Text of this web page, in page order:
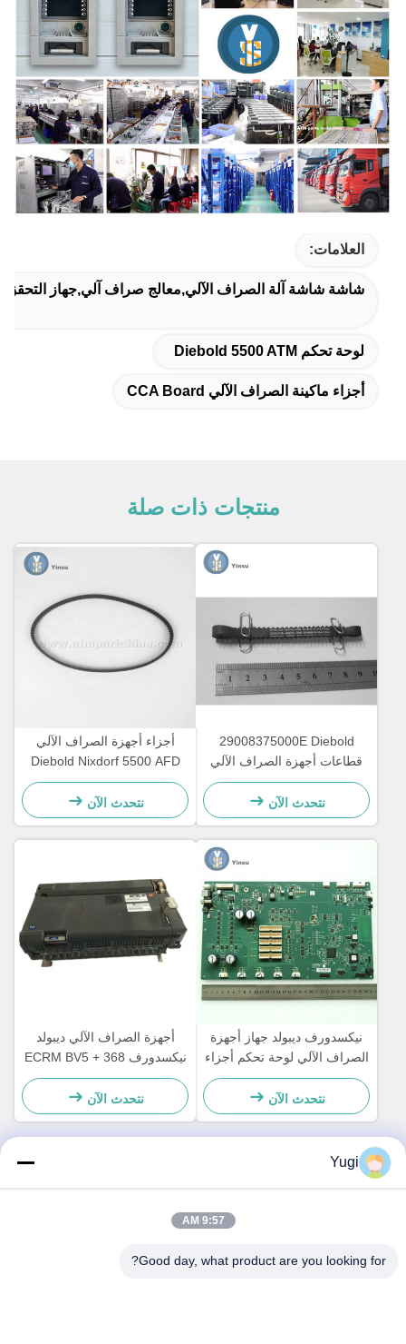
العلامات:
شاشة شاشة آلة الصراف الآلي,معالج صراف آلي,جهاز
لوحة تحكم Diebold 5500 ATM
أجزاء ماكينة الصراف الآلي CCA Board
منتجات ذات صلة
29008375000E Diebold
قطاعات أجهزة الصراف الآلي
Opteva حزام التوقيت حزام
النقل 67T
نتحدث الآن
أجزاء أجهزة الصراف الآلي
Diebold Nixdorf 5500 AFD
445T حزام النقل
2900837500AH
نتحدث الآن
نيكسدورف ديبولد جهاز أجهزة
الصراف الآلي لوحة تحكم أجزاء
لوحة رئيسية CCA Discovery
49242480000B
نتحدث الآن
أجهزة الصراف الآلي ديبولد
نيكسدورف 368 ECRM BV5 +
24V فاتورة المقبولة أجزاء
المصادق 49238415000Aنتحدث الآن
Yugi
9:57 AM
Good day, what product are you looking for?